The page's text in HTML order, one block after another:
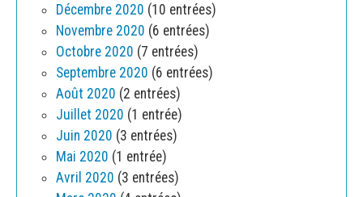
Décembre 2020 (10 entrées)
Novembre 2020 (6 entrées)
Octobre 2020 (7 entrées)
Septembre 2020 (6 entrées)
Août 2020 (2 entrées)
Juillet 2020 (1 entrée)
Juin 2020 (3 entrées)
Mai 2020 (1 entrée)
Avril 2020 (3 entrées)